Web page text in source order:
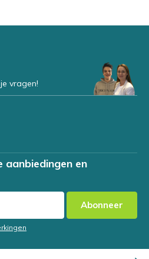
vragen!
aanbiedingen en
Abonneer